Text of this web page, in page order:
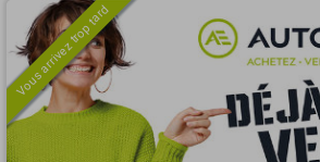
Vous arrivez trop tard